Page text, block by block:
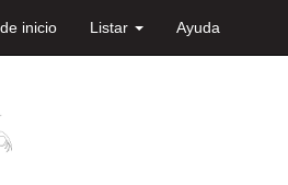
inicio Listar Ayuda